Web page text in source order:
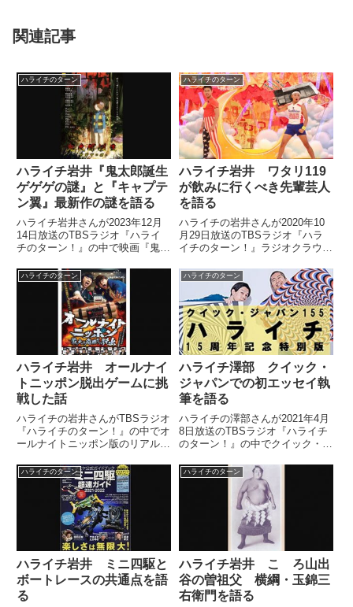
関連記事
ハライチのターン
ハライチ岩井『鬼太郎誕生
ゲゲゲの謎』と『キャプテ
ン翼』最新作の謎を語る
ハライチ岩井さんが2023年12月
14日放送のTBSラジオ『ハライ
チのターン！』の中で映画『鬼太
テン翼』の新作アニメシリーズに
ついてトーク。『キャプテン翼』
のキャラクターがあまりよくわか
らないように描かれている謎を話
していました。
ハライチのターン
ハライチ岩井 ワタリ119
が飲みに行くべき先輩芸人
を語る
ハライチの岩井さんが2020年10
月29日放送のTBSラジオ『ハラ
イチのターン！』ラジオクラウド
んについてさらに深堀り。先輩芸
人に対して粗相しがちなワタリさ
んが飲みに行くべき先輩芸人につ
いて話していました。明...
ハライチのターン
ハライチ岩井 オールナイ
トニッポン脱出ゲームに挑
戦した話
ハライチの岩井さんがTBSラジオ
『ハライチのターン！』の中でオ
ールナイトニッポン版のリアル脱
ちとチャレンジした際の模様を話
していました。（岩井勇気）久々
にちょっと脱出ゲームに行ってき
まして。（澤部佑）フフフ、...
ハライチのターン
ハライチ澤部 クイック・
ジャパンでの初エッセイ執
筆を語る
ハライチの澤部さんが2021年4月
8日放送のTBSラジオ『ハライチ
のターン！』の中でクイック・ジ
となるエッセイが掲載される件に
ついてトーク。執筆時のエピソー
ドやエッセイストとしての心境な
どを話していました。
ハライチのターン
ハライチ岩井 ミニ四駆と
ボートレースの共通点を語
る
ハライチのターン
ハライチ岩井 こゝろ山出
谷の曽祖父 横綱・玉錦三
右衛門を語る